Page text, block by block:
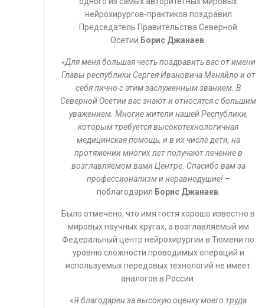
нейрохирургов-практиков поздравил
Председатель Правительства Северной
Осетии Борис Джанаев.
«Для меня большая честь поздравить вас от имени
Главы республики Сергея Ивановича Меняйло и от
себя лично с этим заслуженным званием. В
Северной Осетии вас знают и относятся с большим
уважением. Многие жители нашей Республики,
которым требуется высокотехнологичная
медицинская помощь, и в их числе дети, на
протяжении многих лет получают лечение в
возглавляемом вами Центре. Спасибо вам за
профессионализм и неравнодушие! –
поблагодарил Борис Джанаев.
Было отмечено, что имя гостя хорошо известно в
мировых научных кругах, а возглавляемый им
Федеральный центр нейрохирургии в Тюмени по
уровню сложности проводимых операций и
используемых передовых технологий не имеет
аналогов в России.
«Я благодарен за высокую оценку моего труда